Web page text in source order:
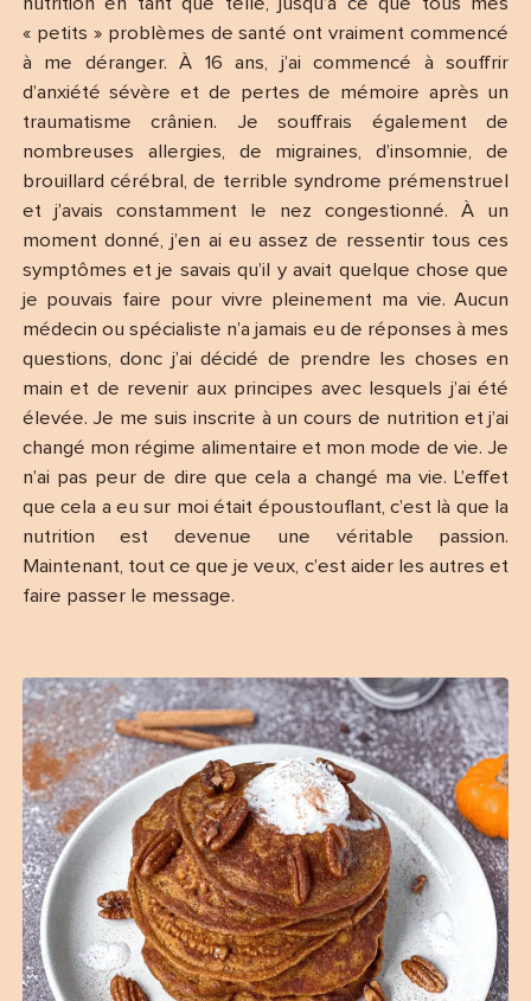
« petits » problèmes de santé ont vraiment commencé
à me déranger. À 16 ans, j’ai commencé à souffrir
d’anxiété sévère et de pertes de mémoire après un
traumatisme crânien. Je souffrais également de
nombreuses allergies, de migraines, d’insomnie, de
brouillard cérébral, de terrible syndrome prémenstruel
et j’avais constamment le nez congestionné. À un
moment donné, j’en ai eu assez de ressentir tous ces
symptômes et je savais qu’il y avait quelque chose que
je pouvais faire pour vivre pleinement ma vie. Aucun
médecin ou spécialiste n’a jamais eu de réponses à mes
questions, donc j’ai décidé de prendre les choses en
main et de revenir aux principes avec lesquels j’ai été
élevée. Je me suis inscrite à un cours de nutrition et j’ai
changé mon régime alimentaire et mon mode de vie. Je
n’ai pas peur de dire que cela a changé ma vie. L’effet
que cela a eu sur moi était époustouflant, c’est là que la
nutrition est devenue une véritable passion.
Maintenant, tout ce que je veux, c’est aider les autres et
faire passer le message.